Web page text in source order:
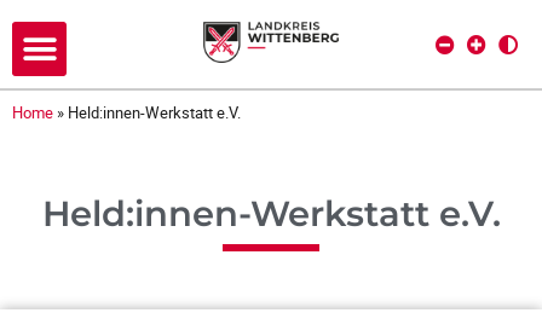
Home » Held:innen-Werkstatt e.V.
Held:innen-Werkstatt e.V.